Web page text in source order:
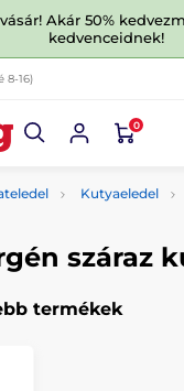
Akár 50%
kedvenceidnek!
8-16)
0
Kutyaeledel
száraz
termékek